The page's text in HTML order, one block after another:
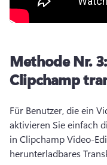
Methode Nr. 3:
Clipchamp
Für Benutzer, die ein
aktivieren Sie einfach
in Clipchamp Video-
herunterladbares